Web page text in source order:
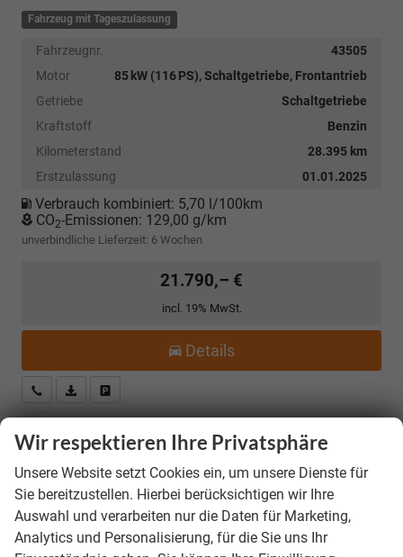
Fahrzeug mit Tageszulassung
Fahrzeugnr.
43505
Motor
85 kW (116 PS), Schaltgetriebe, Frontantrieb
Getriebe
Schaltgetriebe
Kraftstoff
Benzin
Kilometerstand
28.395 km
Erstzulassung
01.01.2025
Verbrauch kombiniert: 5,70 l/100km
CO2-Emissionen: 129,00 g/km
unverbindliche Lieferzeit: 6 Wochen
21.790,– €
incl. 19% MwSt.
Details
Kostenloser Rückruf-Service
PDF-Datei, Fahrzeugexposé drucken
Skoda Kamiq Selection *ANGEBOT FÜR
MENSCHEN MIT BEHINDERUNG AB 50%! 1.0 TSI
115PS, Klimaanlage, Sitzheizung, Parksensoren
hinten, LED-Scheinwerfer, Tempomat,
Infotainment 8", Virtual Cockpit
Wir respektieren Ihre Privatsphäre
Unsere Website setzt Cookies ein, um unsere Dienste für
Sie bereitzustellen. Hierbei berücksichtigen wir Ihre
Auswahl und verarbeiten nur die Daten für Marketing,
Analytics und Personalisierung, für die Sie uns Ihr